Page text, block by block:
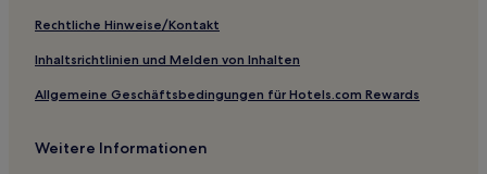
Hotels mit Parkplatz in Dongguan
Hotels mit Parkplatz in Humen
Rechtliche Hinweise/Kontakt
Inhaltsrichtlinien und Melden von Inhalten
Allgemeine Geschäftsbedingungen für Hotels.com Rewards
Weitere Informationen